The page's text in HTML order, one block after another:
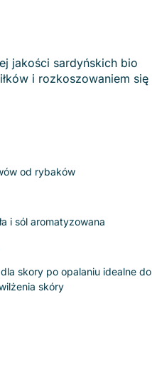
jakości sardyńskich bio
i rozkoszowaniem się
od rybaków
i sól aromatyzowana
skory po opalaniu idealne do
skóry